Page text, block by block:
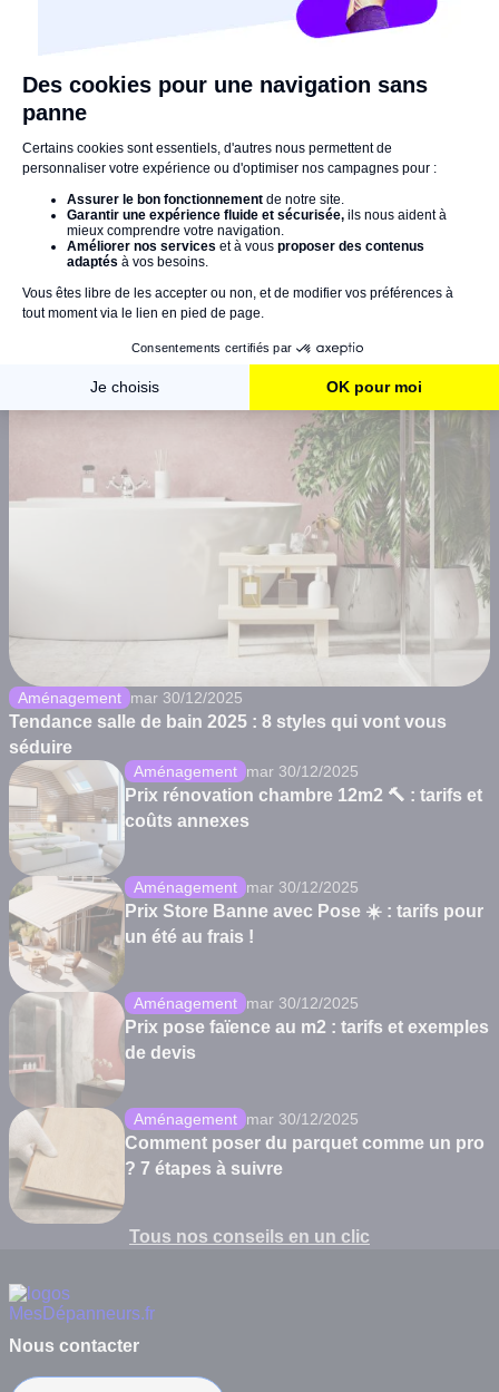
Prix pose moquette 💰🧶 : tarifs au m2 et
Les articles recommandés
par la rédaction
Aménagement mar 30/12/2025
Tendance salle de bain 2025 : 8 styles qui vont vous
séduire
Aménagement mar 30/12/2025
Prix rénovation chambre 12m2 🔨 : tarifs et
coûts annexes
Aménagement mar 30/12/2025
Prix Store Banne avec Pose ☀️ : tarifs pour
un été au frais !
Aménagement mar 30/12/2025
Prix pose faïence au m2 : tarifs et exemples
de devis
Aménagement mar 30/12/2025
Comment poser du parquet comme un pro
? 7 étapes à suivre
Tous nos conseils en un clic
Nous contacter